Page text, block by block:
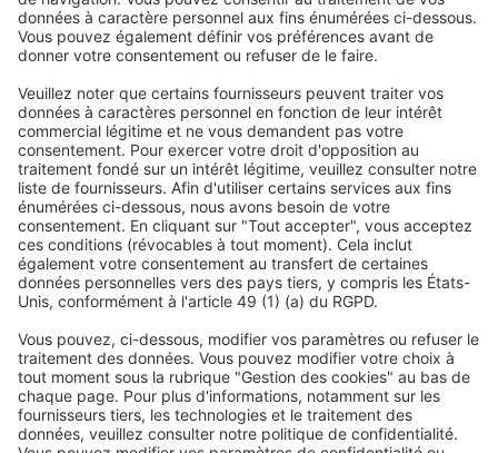
Dec 2024
[Vague 1] Baromètre : L'attractivité
distribution.
Retail
Jan 2025
Du pouvoir d’achat au vouloir
d’achat : la relation des français
avec la consommation - vague 12